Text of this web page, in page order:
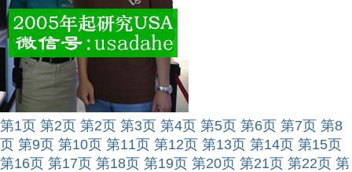
第1页 第2页 第2页 第3页 第4页 第5页 第6页 第7页 第8
页 第9页 第10页 第11页 第12页 第13页 第14页 第15页
第16页 第17页 第18页 第19页 第20页 第21页 第22页 第